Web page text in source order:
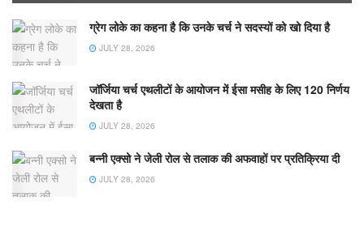
ग्रेग लोके का कहना है कि उनके चर्च ने सदस्यों को खो दिया है
JULY 28, 2026
जॉर्जिया चर्च एथलीटों के आयोजन में ईसा मसीह के लिए 120 निर्णय
देखता है
JULY 28, 2026
बन्नी एक्सो ने जेली रोल से तलाक की अफवाहों पर प्रतिक्रिया दी
JULY 28, 2026